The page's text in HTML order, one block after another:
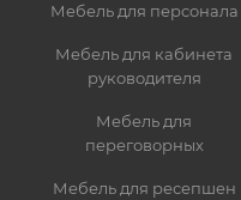
Мебель для персонала
Мебель для кабинета
руководителя
Мебель для
переговорных
Мебель для ресепшен